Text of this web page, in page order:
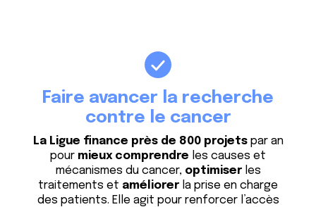
Faire avancer la recherche
contre le cancer
La Ligue finance près de 800 projetspar an
pour mieux comprendre les causes et
mécanismes du cancer, optimiserles
traitements et améliorer la prise en charge
des patients. Elle agit pour renforcer l’accès